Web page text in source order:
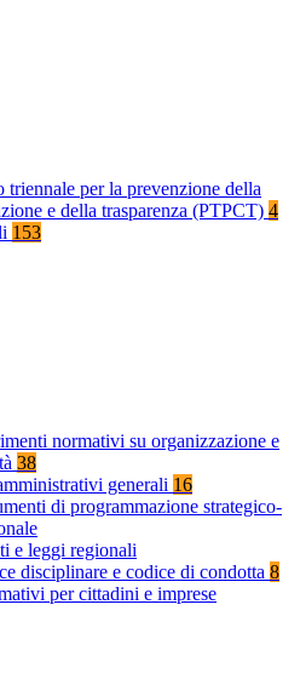
triennale per la prevenzione della
e della trasparenza (PTPCT) 4
153
normativi su organizzazione e
38
generali 16
di programmazione strategico-
e leggi regionali
disciplinare e codice di condotta 8
per cittadini e imprese